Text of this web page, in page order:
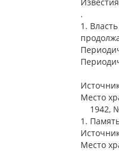
.
1.
Место
1942, №
1.
Место